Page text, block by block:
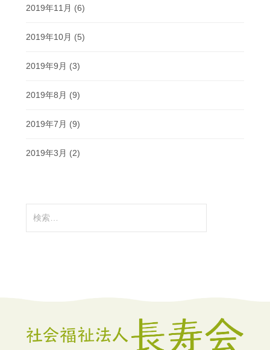
2019年11月 (6)
2019年10月 (5)
2019年9月 (3)
2019年8月 (9)
2019年7月 (9)
2019年3月 (2)
索: